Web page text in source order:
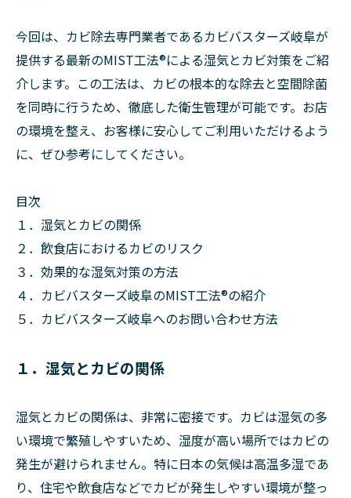
今回は、カビ除去専門業者であるカビバスターズ岐阜が
提供する最新のMIST工法®による湿気とカビ対策をご紹
介します。この工法は、カビの根本的な除去と空間除菌
を同時に行うため、徹底した衛生管理が可能です。お店
の環境を整え、お客様に安心してご利用いただけるよう
に、ぜひ参考にしてください。
目次
１．湿気とカビの関係
２．飲食店におけるカビのリスク
３．効果的な湿気対策の方法
４．カビバスターズ岐阜のMIST工法®の紹介
５．カビバスターズ岐阜へのお問い合わせ方法
１．湿気とカビの関係
湿気とカビの関係は、非常に密接です。カビは湿気の多
い環境で繁殖しやすいため、湿度が高い場所ではカビの
発生が避けられません。特に日本の気候は高温多湿であ
り、住宅や飲食店などでカビが発生しやすい環境が整っ